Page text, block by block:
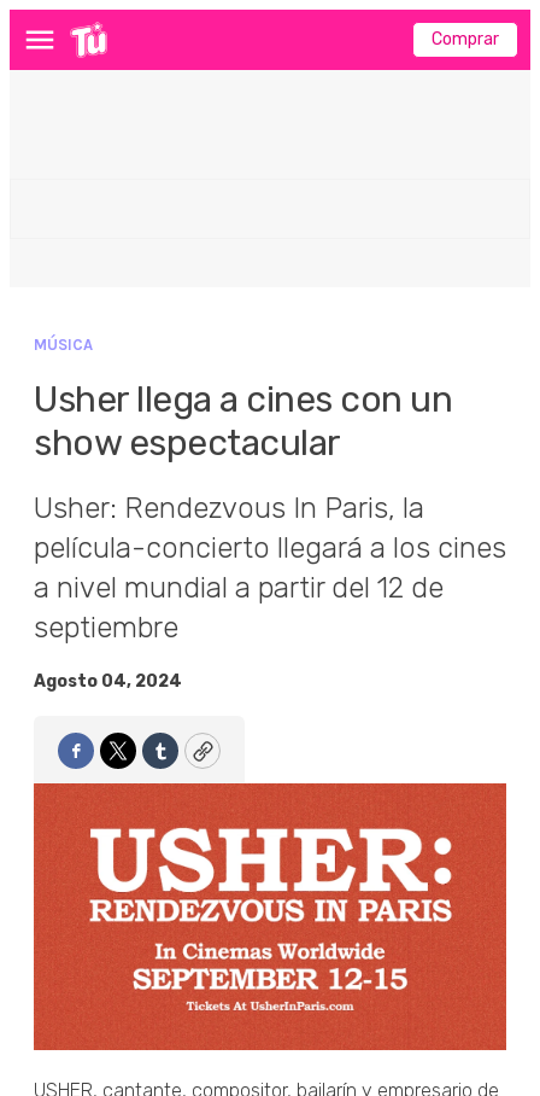
Menú Comprar
MÚSICA
Usher llega a cines con un
show espectacular
Usher: Rendezvous In Paris, la
película-concierto llegará a los cines
a nivel mundial a partir del 12 de
septiembre
Agosto 04, 2024
Facebook
TwitterTumblrCopy
USHER, cantante, compositor, bailarín y empresario de